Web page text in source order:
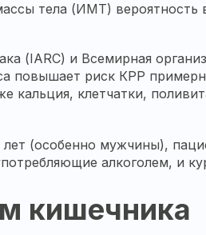
тела (ИМТ) вероятность
(IARC) и Всемирная
повышает риск КРР
кальция, клетчатки,
(особенно мужчины),
алкоголем, и
кишечника